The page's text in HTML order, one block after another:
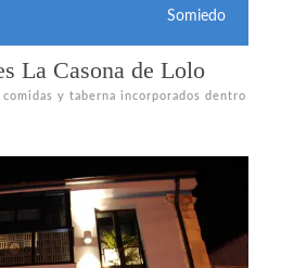
Somiedo
La Casona de Lolo
y taberna incorporados dentro